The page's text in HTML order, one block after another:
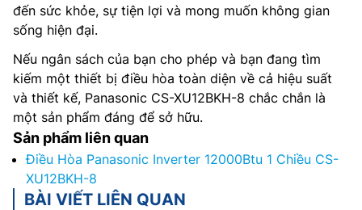
đến sức khỏe, sự tiện lợi và mong muốn không gian
sống hiện đại.
Nếu ngân sách của bạn cho phép và bạn đang tìm
kiếm một thiết bị điều hòa toàn diện về cả hiệu suất
và thiết kế, Panasonic CS-XU12BKH-8 chắc chắn là
một sản phẩm đáng để sở hữu.
Sản phẩm liên quan
Điều Hòa Panasonic Inverter 12000Btu 1 Chiều CS-
XU12BKH-8
BÀI VIẾT LIÊN QUAN